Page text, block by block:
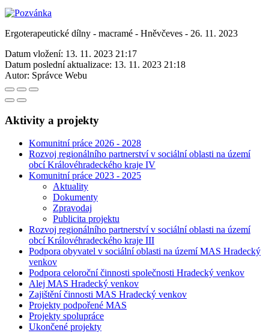
Ergoterapeutické dílny - macramé - Hněvčeves - 26. 11. 2023
Datum vložení: 13. 11. 2023 21:17
Datum poslední aktualizace: 13. 11. 2023 21:18
Autor: Správce Webu
Aktivity a projekty
Komunitní práce 2026 - 2028
Rozvoj regionálního partnerství v sociální oblasti na území
obcí Královéhradeckého kraje IV
Komunitní práce 2023 - 2025
Aktuality
Dokumenty
Zpravodaj
Publicita projektu
Rozvoj regionálního partnerství v sociální oblasti na území
obcí Královéhradeckého kraje III
Podpora obyvatel v sociální oblasti na území MAS Hradecký
venkov
Podpora celoroční činnosti společnosti Hradecký venkov
Alej MAS Hradecký venkov
Zajištění činnosti MAS Hradecký venkov
Projekty podpořené MAS
Projekty spolupráce
Ukončené projekty